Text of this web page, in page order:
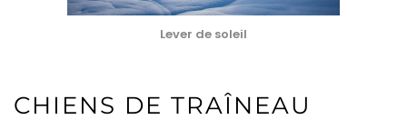
Lever de soleil
CHIENS DE TRAÎNEAU